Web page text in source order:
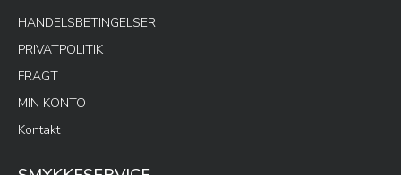
HANDELSBETINGELSER
PRIVATPOLITIK
FRAGT
MIN KONTO
Kontakt